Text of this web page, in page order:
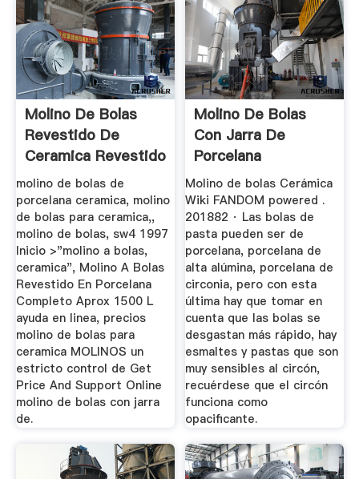
Molino De Bolas
Revestido De
Ceramica Revestido
Para La Venta
molino de bolas de
porcelana ceramica, molino
de bolas para ceramica,,
molino de bolas, sw4 1997
Inicio >"molino a bolas,
ceramica", Molino A Bolas
Revestido En Porcelana
Completo Aprox 1500 L
ayuda en linea, precios
molino de bolas para
ceramica MOLINOS un
estricto control de Get
Price And Support Online
molino de bolas con jarra
de.
Molino De Bolas
Con Jarra De
Porcelana
Molino de bolas Cerámica
Wiki FANDOM powered .
201882 · Las bolas de
pasta pueden ser de
porcelana, porcelana de
alta alúmina, porcelana de
circonia, pero con esta
última hay que tomar en
cuenta que las bolas se
desgastan más rápido, hay
esmaltes y pastas que son
muy sensibles al circón,
recuérdese que el circón
funciona como
opacificante.